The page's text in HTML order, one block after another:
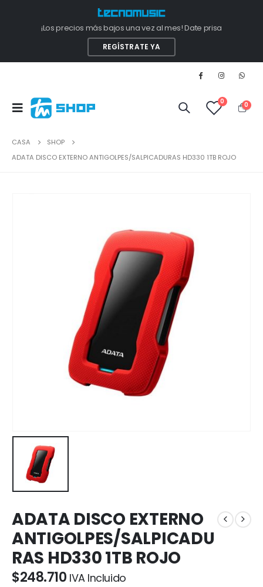
¡Los precios más bajos una vez al mes! Date prisa
REGÍSTRATE YA
0 0
CASA
SHOP
ADATA DISCO EXTERNO ANTIGOLPES/SALPICADURAS HD330 1TB ROJO
ADATA DISCO EXTERNO
ANTIGOLPES/SALPICADU
RAS HD330 1TB ROJO
$248.710 IVA Incluido